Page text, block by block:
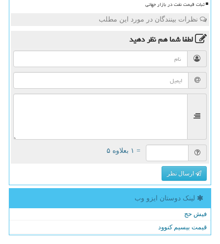
ثبات قیمت نفت در بازار جهانی
نظرات بینندگان در مورد این مطلب
لطفا شما همنظر دهید
= ۱ بعلاوه ۵
ارسال نظر
لینک دوستان ایزو وب
فیش حج
قیمت بیسیم کنوود